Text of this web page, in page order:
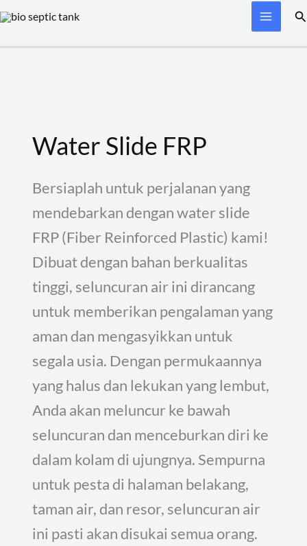
Skip
content
Water Slide FRP
Bersiaplah untuk perjalanan yang
mendebarkan dengan water slide
FRP (Fiber Reinforced Plastic) kami!
Dibuat dengan bahan berkualitas
tinggi, seluncuran air ini dirancang
untuk memberikan pengalaman yang
aman dan mengasyikkan untuk
segala usia. Dengan permukaannya
yang halus dan lekukan yang lembut,
Anda akan meluncur ke bawah
seluncuran dan menceburkan diri ke
dalam kolam di ujungnya. Sempurna
untuk pesta di halaman belakang,
taman air, dan resor, seluncuran air
ini pasti akan disukai semua orang.